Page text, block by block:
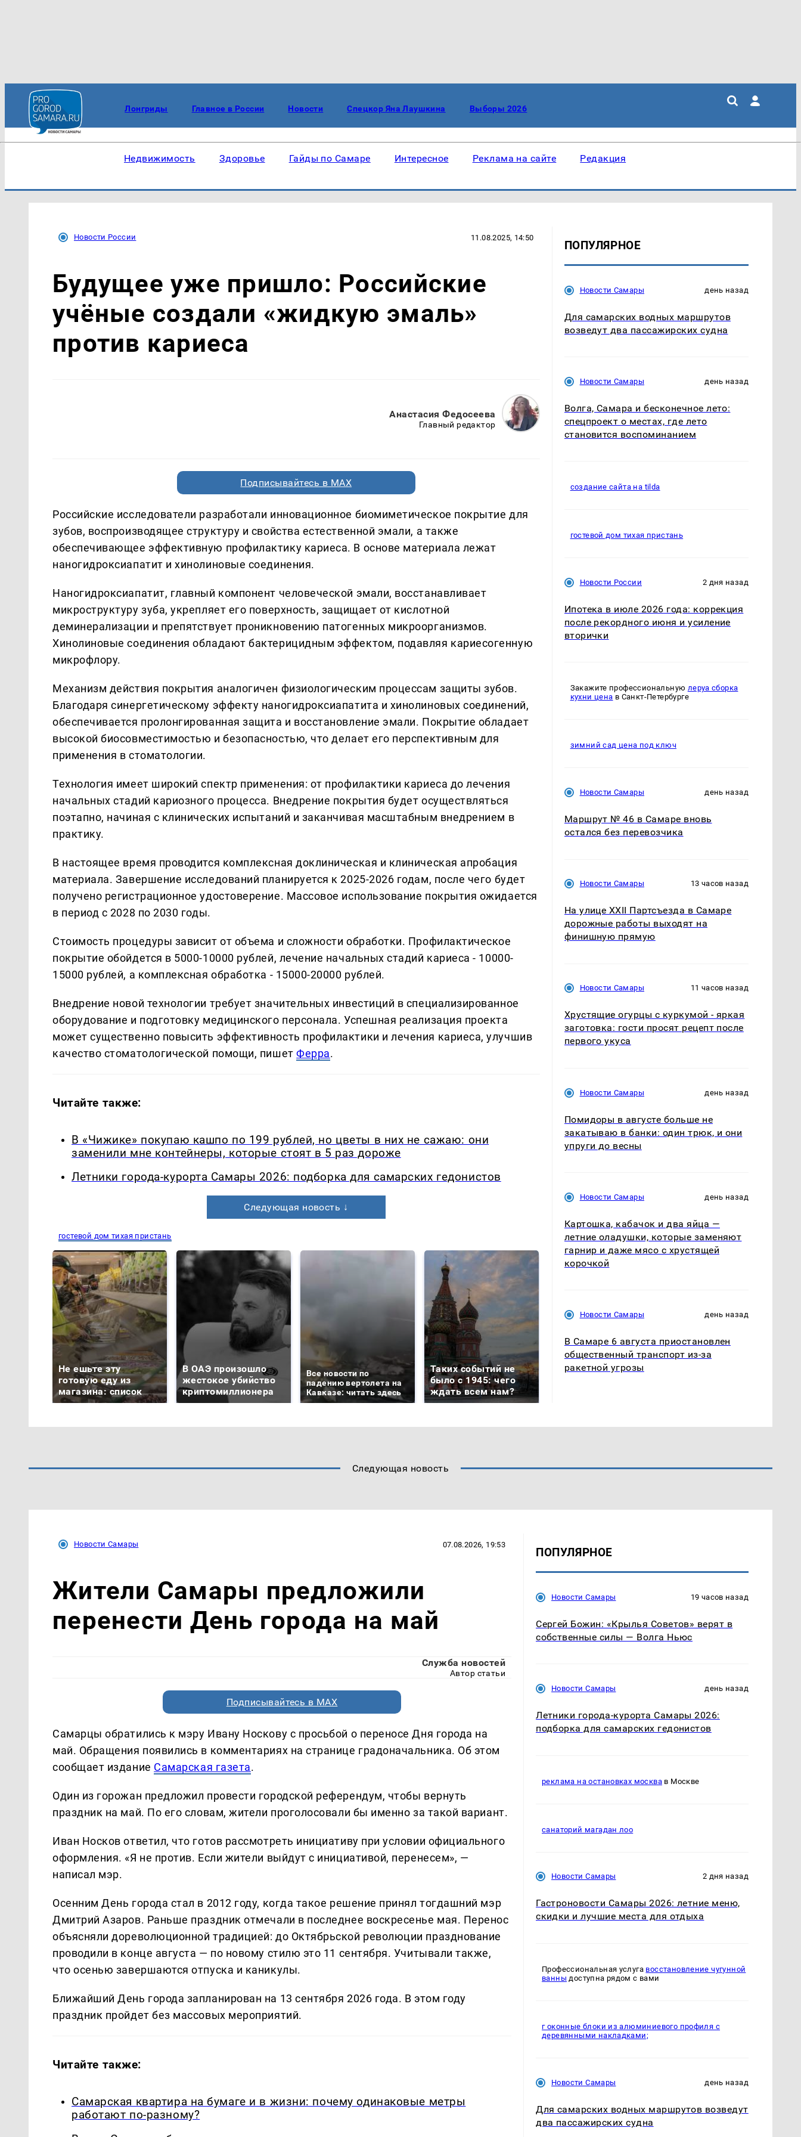
Лонгриды Главное в России Новости Спецкор Яна Лаушкина Выборы 2026
Недвижимость Здоровье Гайды по Самаре Интересное Реклама на сайте Редакция
Новости России 11.08.2025, 14:50
Будущее уже пришло: Российские
учёные создали «жидкую эмаль»
против кариеса
Анастасия Федосеева
Главный редактор
Подписывайтесь в MAX
Российские исследователи разработали инновационное биомиметическое покрытие для
зубов, воспроизводящее структуру и свойства естественной эмали, а также
обеспечивающее эффективную профилактику кариеса. В основе материала лежат
наногидроксиапатит и хинолиновые соединения.
Наногидроксиапатит, главный компонент человеческой эмали, восстанавливает
микроструктуру зуба, укрепляет его поверхность, защищает от кислотной
деминерализации и препятствует проникновению патогенных микроорганизмов.
Хинолиновые соединения обладают бактерицидным эффектом, подавляя кариесогенную
микрофлору.
Механизм действия покрытия аналогичен физиологическим процессам защиты зубов.
Благодаря синергетическому эффекту наногидроксиапатита и хинолиновых соединений,
обеспечивается пролонгированная защита и восстановление эмали. Покрытие обладает
высокой биосовместимостью и безопасностью, что делает его перспективным для
применения в стоматологии.
Технология имеет широкий спектр применения: от профилактики кариеса до лечения
начальных стадий кариозного процесса. Внедрение покрытия будет осуществляться
поэтапно, начиная с клинических испытаний и заканчивая масштабным внедрением в
практику.
В настоящее время проводится комплексная доклиническая и клиническая апробация
материала. Завершение исследований планируется к 2025-2026 годам, после чего будет
получено регистрационное удостоверение. Массовое использование покрытия ожидается
в период с 2028 по 2030 годы.
Стоимость процедуры зависит от объема и сложности обработки. Профилактическое
покрытие обойдется в 5000-10000 рублей, лечение начальных стадий кариеса - 10000-
15000 рублей, а комплексная обработка - 15000-20000 рублей.
Внедрение новой технологии требует значительных инвестиций в специализированное
оборудование и подготовку медицинского персонала. Успешная реализация проекта
может существенно повысить эффективность профилактики и лечения кариеса, улучшив
качество стоматологической помощи, пишетФерра.
Читайте также:
В «Чижике» покупаю кашпо по 199 рублей, но цветы в них не сажаю: они
заменили мне контейнеры, которые стоят в 5 раз дороже
Летники города-курорта Самары 2026: подборка для самарских гедонистов
Следующая новость ↓
гостевой дом тихая пристань
Не ешьте эту
готовую еду из
магазина: список
В ОАЭ произошло
жестокое убийство
криптомиллионера
Все новости по
падению вертолета на
Кавказе: читать здесь
Таких событий не
было с 1945: чего
ждать всем нам?
В магазинах России
СМИ: В Химках на
ПОПУЛЯРНОЕ
Новости Самары день назад
Для самарских водных маршрутов
возведут два пассажирских судна
Новости Самары день назад
Волга, Самара и бесконечное лето:
спецпроект о местах, где лето
становится воспоминанием
создание сайта на tilda
гостевой дом тихая пристань
Новости России 2 дня назад
Ипотека в июле 2026 года: коррекция
после рекордного июня и усиление
вторички
Закажите профессиональную леруа сборка
кухни цена в Санкт-Петербурге
зимний сад цена под ключ
Новости Самары день назад
Маршрут № 46 в Самаре вновь
остался без перевозчика
Новости Самары 13 часов назад
На улице XXII Партсъезда в Самаре
дорожные работы выходят на
финишную прямую
Новости Самары 11 часов назад
Хрустящие огурцы с куркумой - яркая
заготовка: гости просят рецепт после
первого укуса
Новости Самары день назад
Помидоры в августе больше не
закатываю в банки: один трюк, и они
упруги до весны
Новости Самары день назад
Картошка, кабачок и два яйца —
летние оладушки, которые заменяют
гарнир и даже мясо с хрустящей
корочкой
Новости Самары день назад
В Самаре 6 августа приостановлен
общественный транспорт из-за
ракетной угрозы
Следующая новость
Новости Самары 07.08.2026, 19:53
Жители Самары предложили
перенести День города на май
Служба новостей
Автор статьи
Подписывайтесь в MAX
Самарцы обратились к мэру Ивану Носкову с просьбой о переносе Дня города на
май. Обращения появились в комментариях на странице градоначальника. Об этом
сообщает издание Самарская газета.
Один из горожан предложил провести городской референдум, чтобы вернуть
праздник на май. По его словам, жители проголосовали бы именно за такой вариант.
Иван Носков ответил, что готов рассмотреть инициативу при условии официального
оформления. «Я не против. Если жители выйдут с инициативой, перенесем», —
написал мэр.
Осенним День города стал в 2012 году, когда такое решение принял тогдашний мэр
Дмитрий Азаров. Раньше праздник отмечали в последнее воскресенье мая. Перенос
объясняли дореволюционной традицией: до Октябрьской революции празднование
проводили в конце августа — по новому стилю это 11 сентября. Учитывали также,
что осенью завершаются отпуска и каникулы.
Ближайший День города запланирован на 13 сентября 2026 года. В этом году
праздник пройдет без массовых мероприятий.
Читайте также:
Самарская квартира на бумаге и в жизни: почему одинаковые метры
работают по-разному?
ПОПУЛЯРНОЕ
Новости Самары 19 часов назад
Сергей Божин: «Крылья Советов» верят в
собственные силы — Волга Ньюс
Новости Самары день назад
Летники города-курорта Самары 2026:
подборка для самарских гедонистов
реклама на остановках москвав Москве
санаторий магадан лоо
Новости Самары 2 дня назад
Гастроновости Самары 2026: летние меню,
скидки и лучшие места для отдыха
Профессиональная услуга восстановление чугунной
ванны доступна рядом с вами
г оконные блоки из алюминиевого профиля с
деревянными накладками;
Новости Самары день назад
Для самарских водных маршрутов возведут
два пассажирских судна